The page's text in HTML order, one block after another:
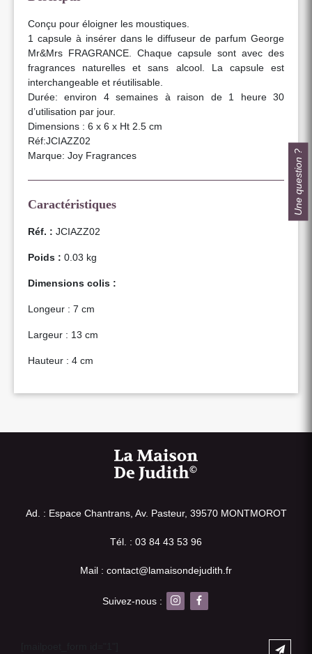
Conçu pour éloigner les moustiques.
1 capsule à insérer dans le diffuseur de parfum George
Mr&Mrs FRAGRANCE. Chaque capsule sont avec des
fragrances naturelles et sans alcool. La capsule est
interchangeable et réutilisable.
Durée: environ 4 semaines à raison de 1 heure 30
d’utilisation par jour.
Dimensions : 6 x 6 x Ht 2.5 cm
Réf:JCIAZZ02
Marque: Joy Fragrances
Caractéristiques
Réf. : JCIAZZ02
Poids : 0.03 kg
Dimensions colis :
Longeur : 7 cm
Largeur : 13 cm
Hauteur : 4 cm
Ad. : Espace Chantrans, Av. Pasteur, 39570 MONTMOROT
Tél. : 03 84 43 53 96
Mail : contact@lamaisondejudith.fr
Suivez-nous :
Une question ?